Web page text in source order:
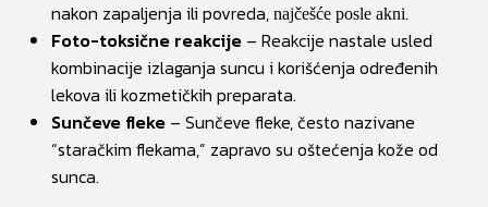
nakon zapaljenja ili povreda,najčešće posle akni.
Foto-toksične reakcije – Reakcije nastale usled
kombinacije izlaganja suncu i korišćenja određenih
lekova ili kozmetičkih preparata.
Sunčeve fleke – Sunčeve fleke, često nazivane
“staračkim flekama,” zapravo su oštećenja kože od
sunca.